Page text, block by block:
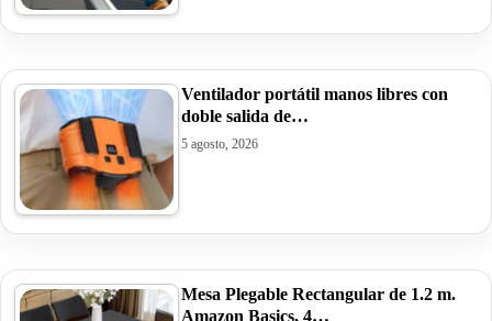
Ventilador portátil manos libres con
doble salida de…
5 agosto, 2026
Mesa Plegable Rectangular de 1.2 m.
Amazon Basics, 4…